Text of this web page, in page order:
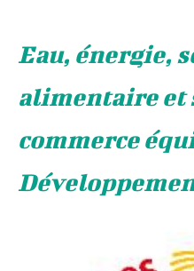
Eau, énergie,
alimentaire et
commerce